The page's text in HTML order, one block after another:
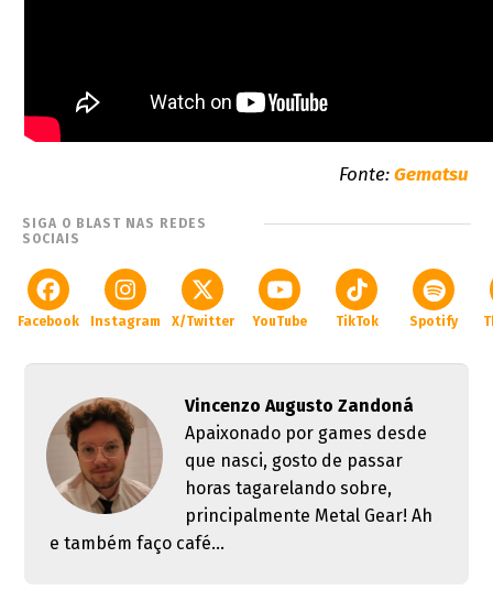
Fonte:Gematsu
SIGA O BLAST NAS REDES
SOCIAIS
Facebook Instagram X/Twitter YouTube TikTok Spotify
Vincenzo Augusto Zandoná
Apaixonado por games desde
que nasci, gosto de passar
horas tagarelando sobre,
principalmente Metal Gear! Ah
e também faço café...